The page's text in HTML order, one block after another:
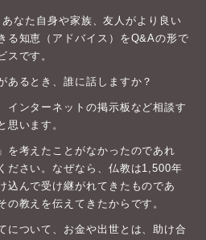
なた自身や家族、友人がより良い
る知恵（アドバイス）をQ&Aの形で
スです。
あるとき、誰に話しますか？
インターネットの掲示板など相談す
思います。
を考えたことがなかったのであれ
ださい。なぜなら、仏教は1,500年
込んで受け継がれてきたものであ
の教えを伝えてきたからです。
について、お金や出世とは、助け合